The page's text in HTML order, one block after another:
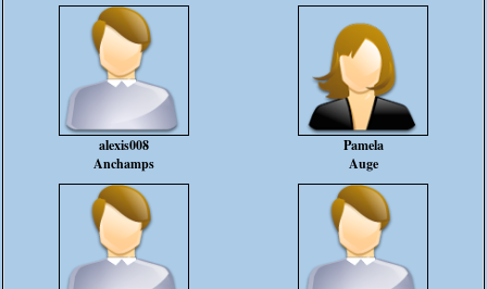
alexis008
Anchamps
Pamela
Auge